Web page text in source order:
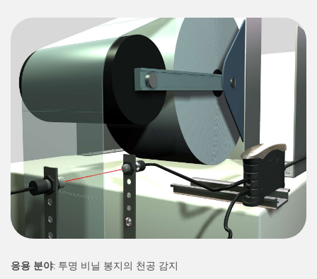
광전 센서
레이더 센서
초음파 센서
광섬유 증폭기
슬롯, 라벨, 영역 감지 센서
Overall Equipment Effectiveness (OEE)
기계 모니터링/전체 장비 효율성
원격 모니터링
예측 및 예방적 유지보수용 상태 모니터링
예측 유지보수
탱크 수위 모니터링
응용 분야: 투명 비닐 봉지의 천공 감지